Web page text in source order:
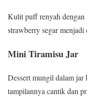
Kulit puff renyah
strawberry segar menjadi
Mini Tiramisu Jar
Dessert mungil dalam jar
tampilannya cantik dan